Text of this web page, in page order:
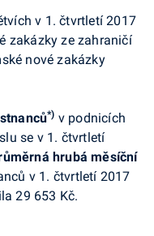
v 1. čtvrtletí 2017
zakázky ze zahraničí
nové zakázky
*) v podnicích
se v 1. čtvrtletí
hrubá měsíční
v 1. čtvrtletí 2017
29 653 Kč.